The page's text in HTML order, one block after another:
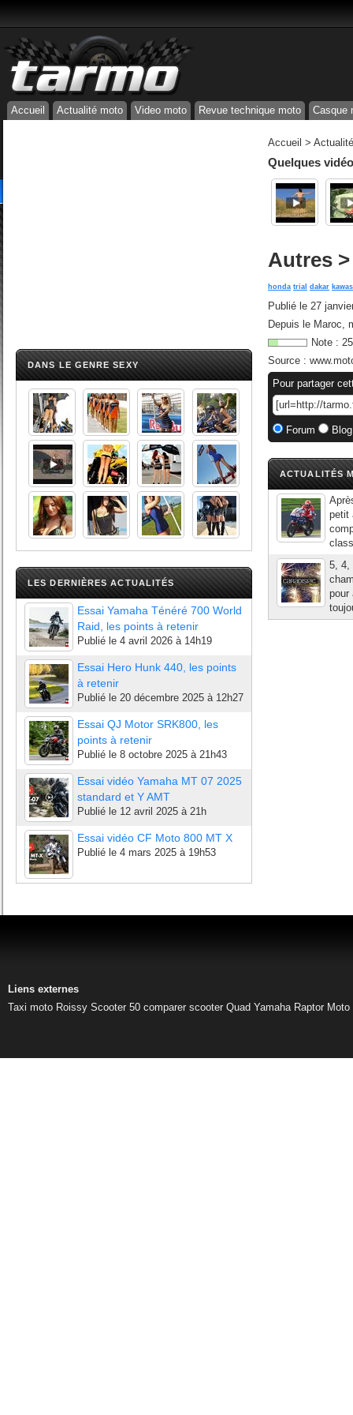
Accueil Actualité moto Video moto Revue technique moto Casque
DANS LE GENRE SEXY
LES DERNIÈRES ACTUALITÉS
Essai Yamaha Ténéré 700 World
Raid, les points à retenir
Publié le 4 avril 2026 à 14h19
Essai Hero Hunk 440, les points
à retenir
Publié le 20 décembre 2025 à 12h27
Essai QJ Motor SRK800, les
points à retenir
Publié le 8 octobre 2025 à 21h43
Essai vidéo Yamaha MT 07 2025
standard et Y AMT
Publié le 12 avril 2025 à 21h
Essai vidéo CF Moto 800 MT X
Publié le 4 mars 2025 à 19h53
Accueil >
Quelques
Autres
honda trial dakar
Publié le 27
Depuis le Maroc,
Note : 25
Source :
Pour partager
Forum
ACTUALITÉS
petit
5, 4,
pour
Liens externes
Taxi moto Roissy Scooter 50 comparer scooter Quad Yamaha Raptor